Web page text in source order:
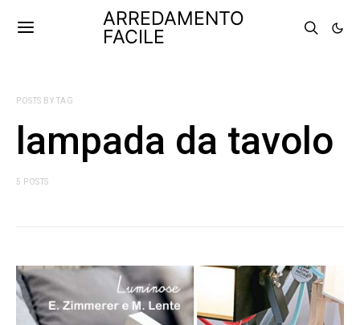
ARREDAMENTO
FACILE
POSTS BY TAG
lampada da tavolo
5 POSTS